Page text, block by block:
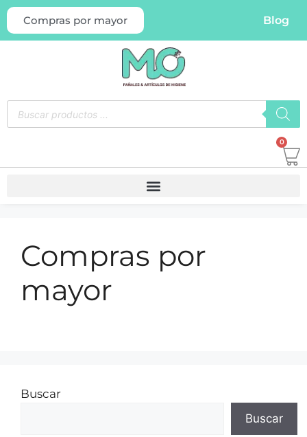
Compras por mayor Blog
0
Compras por
mayor
Buscar
Buscar